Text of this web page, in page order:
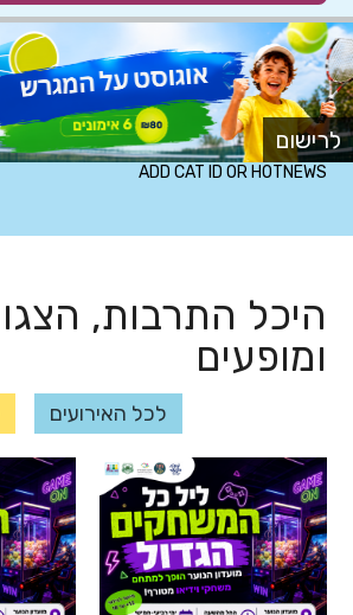
לרישום
ADD CAT ID OR HOTNEWS
היכל התרבות,
ומופעים
לכל האירועים